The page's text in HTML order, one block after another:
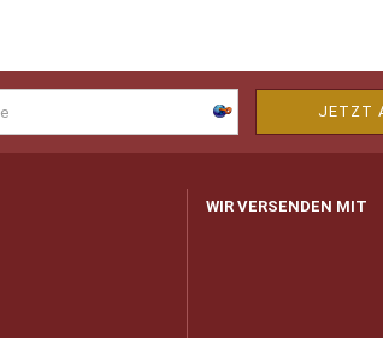
WIR VERSENDEN MIT